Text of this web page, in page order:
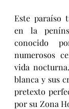
Este paraíso
en la
conocido
numerosos
vida
blanca y sus
pretexto
por su Zona